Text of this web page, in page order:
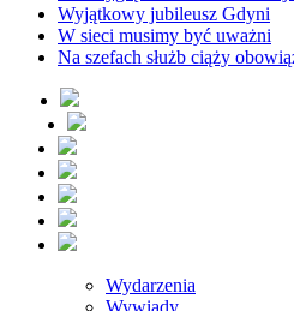
Wyjątkowy jubileusz Gdyni
W sieci musimy być uważni
Na szefach służb ciąży
Wydarzenia
Wywiady